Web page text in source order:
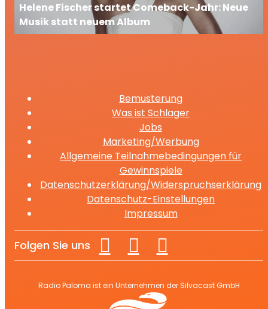
Helene Fischer startet Comeback-Jahr: Neue
Musik statt neuem Album
Bemusterung
Was ist Schlager
Jobs
Marketing/Werbung
Allgemeine Teilnahmebedingungen für
Gewinnspiele
Datenschutzerklärung/Widerspruchserklärung
Datenschutz-Einstellungen
Impressum
Folgen Sie uns
Radio Paloma ist ein Unternehmen der Silvacast GmbH